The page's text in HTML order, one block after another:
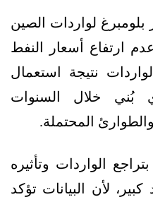
بلومبرغ لواردات الصين
ارتفاع أسعار النفط
نتيجة استعمال
بُني خلال السنوات
المحتملة.
الواردات وتأثيره
لأن البيانات تؤكد